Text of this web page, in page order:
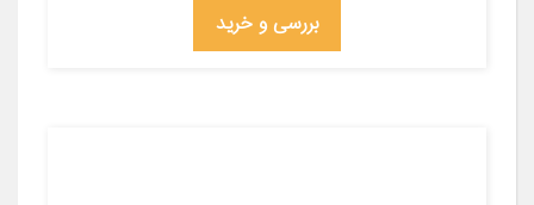
بررسی و خرید